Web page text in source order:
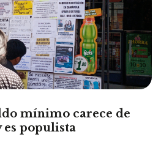
mínimo carece de
es populista